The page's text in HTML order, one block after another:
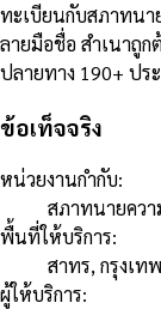
ทะเบียนกับสภาทนา
ลายมือชื่อ สำเนาถูก
ปลายทาง 190+ ปร
ข้อเท็จจริง
หน่วยงานกำกับ:
สภาทนายคว
พื้นที่ให้บริการ:
สาทร, กรุงเท
ผู้ให้บริการ: